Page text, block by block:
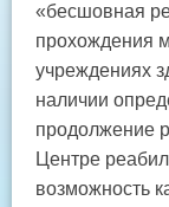
«бесшовная
прохождения
учреждениях
наличии
продолжение
Центре
возможность